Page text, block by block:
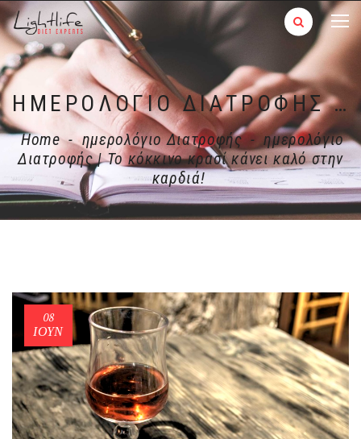
ΗΜΕΡΟΛΌΓΙΟ ΔΙΑΤΡΟΦΉΣ | ΤΟ ΚΌΚΚΙΝΟ ΚΡΑΣΊ ΚΆΝΕΙ ΚΑΛΌ ΣΤΗΝ ΚΑΡΔΙΆ!
Home - ημερολόγιο Διατροφής - ημερολόγιο
Διατροφής | Το κόκκινο κρασί κάνει καλό στην
καρδιά!
08
ΙΟΎΝ